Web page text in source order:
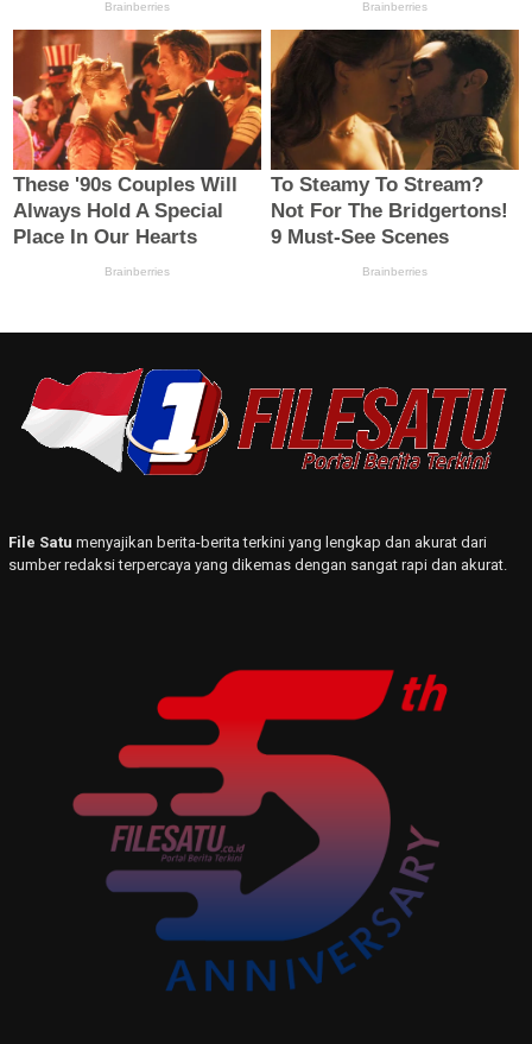
File Satu menyajikan berita-berita terkini yang lengkap dan akurat dari
sumber redaksi terpercaya yang dikemas dengan sangat rapi dan akurat.